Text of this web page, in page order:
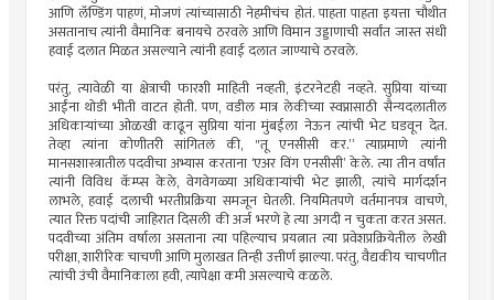
आणि लॅण्डिंग पाहणं, मोजणं त्यांच्यासाठी नेहमीचंच होतं. पाहता पाहता इयत्ता चौथीत
असतानाच त्यांनी वैमानिक बनायचे ठरवले आणि विमान उड्डाणाची सर्वांत जास्त संधी
हवाई दलात मिळत असल्याने त्यांनी हवाई दलात जाण्याचे ठरवले.
परंतु, त्यावेळी या क्षेत्राची फारशी माहिती नव्हती, इंटरनेटही नव्हते. सुप्रिया यांच्या
आईंना थोडी भीती वाटत होती. पण, वडील मात्र लेकीच्या स्वप्नासाठी सैन्यदलातील
अधिकार्‍यांच्या ओळखी काढून सुप्रिया यांना मुंबईला नेऊन त्यांची भेट घडवून देत.
तेव्हा त्यांना कोणीतरी सांगितलं की, "तू एनसीसी कर.” त्याप्रमाणे त्यांनी
मानसशास्त्रातील पदवीचा अभ्यास करताना ‘एअर विंग एनसीसी’ केले. त्या तीन वर्षांत
त्यांनी विविध कॅम्प्स केले, वेगवेगळ्या अधिकार्‍यांची भेट झाली, त्यांचे मार्गदर्शन
लाभले, हवाई दलाची भरतीप्रक्रिया समजून घेतली. नियमितपणे वर्तमानपत्र वाचणे,
त्यात रिक्त पदांची जाहिरात दिसली की अर्ज भरणे हे त्या अगदी न चुकता करत असत.
पदवीच्या अंतिम वर्षाला असताना त्या पहिल्याच प्रयत्नात त्या प्रवेशप्रक्रियेतील लेखी
परीक्षा, शारीरिक चाचणी आणि मुलाखत तिन्ही उत्तीर्ण झाल्या. परंतु, वैद्यकीय चाचणीत
त्यांची उंची वैमानिकाला हवी, त्यापेक्षा कमी असल्याचे कळले.